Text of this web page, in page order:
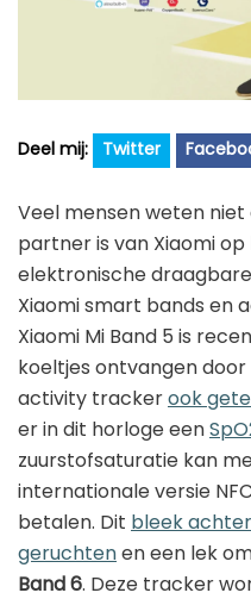
Golfhorloge
Vergelijk
Huawei
Polar
Samsung
Suunto
Wahoo
Withings
Xiaomi
Training
Contact
Twitter
Veel mensen weten
partner is van Xiaomi
elektronische
Xiaomi smart bands en
Xiaomi Mi Band 5 is
koeltjes ontvangen
activity trackerook
er in dit horloge een
zuurstofsaturatie kan
internationale versie
betalen. Dit bleek
geruchtenen een lek
Band 6. Deze tracker